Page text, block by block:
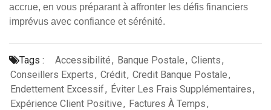
accrue, en vous préparant à affronter les défis financiers
imprévus avec confiance et sérénité.
Tags : Accessibilité, Banque Postale, Clients,
Conseillers Experts, Crédit, Credit Banque Postale,
Endettement Excessif, Éviter Les Frais Supplémentaires,
Expérience Client Positive, Factures À Temps,